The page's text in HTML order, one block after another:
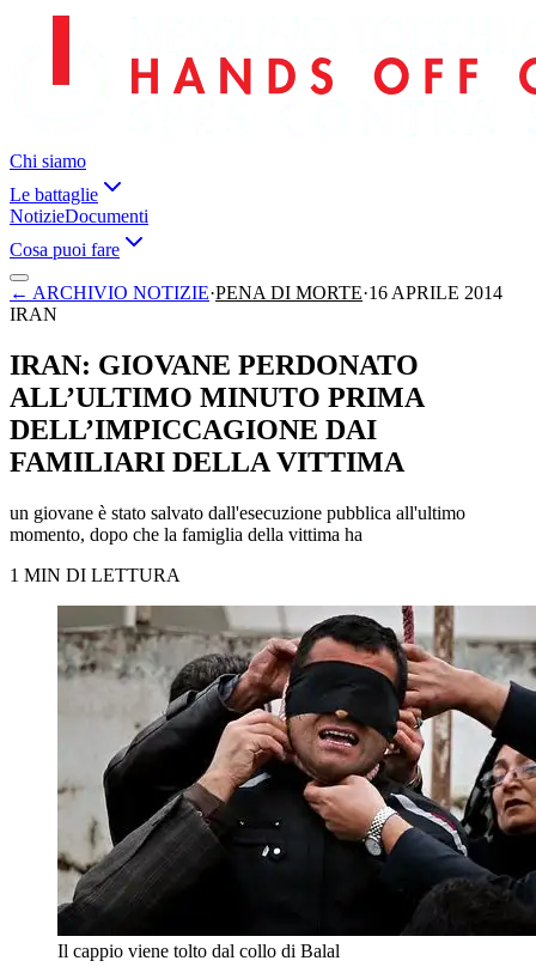
Chi siamo
Le battaglie
NotizieDocumenti
Cosa puoi fare
← ARCHIVIO NOTIZIE·PENA DI MORTE·16 APRILE 2014
IRAN
IRAN: GIOVANE PERDONATO
ALL’ULTIMO MINUTO PRIMA
DELL’IMPICCAGIONE DAI
FAMILIARI DELLA VITTIMA
un giovane è stato salvato dall'esecuzione pubblica all'ultimo
momento, dopo che la famiglia della vittima ha
1 MIN DI LETTURA
Il cappio viene tolto dal collo di Balal